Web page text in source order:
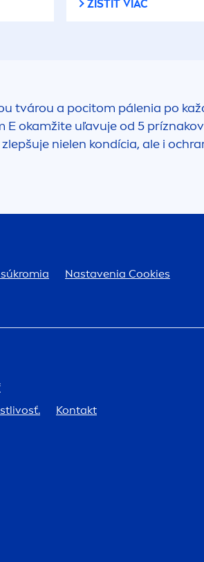
ZISTIŤ VIAC
tvárou a pocitom pálenia po
okamžite uľavuje od 5
nielen kondícia, ale i
Nastavenia Cookies
Kontakt